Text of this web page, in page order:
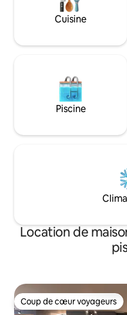
Cuisine
Piscine
Location de
Coup de cœur voyageurs
Coup de cœur voyageurs